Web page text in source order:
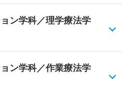
ン学科／理学療法学
ン学科／作業療法学